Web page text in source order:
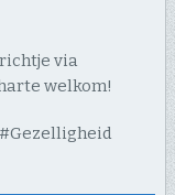
via
welkom!